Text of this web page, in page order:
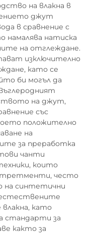
на влакна в
джут
в сравнение с
намалява натиска
на отглеждане.
изключително
като се
би могъл да
на джут,
със
положително
на
за преработка
чанти
които
третменти, често
на синтетични
естествените
като
стандарти за
както за